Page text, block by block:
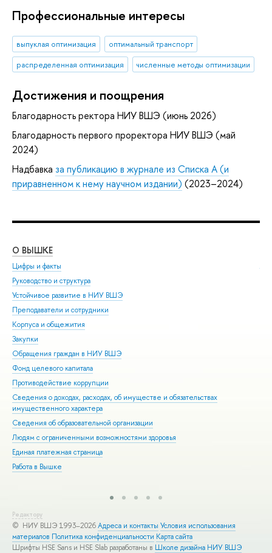
Профессиональные интересы
выпуклая оптимизация
оптимальный транспорт
распределенная оптимизация
численные методы оптимизации
Достижения и поощрения
Благодарность ректора НИУ ВШЭ (июнь 2026)
Благодарность первого проректора НИУ ВШЭ (май
2024)
Надбавка за публикацию в журнале из Списка А (и
приравненном к нему научном издании) (2023–2024)
О ВЫШКЕ
Цифры и факты
Руководство и структура
Устойчивое развитие в НИУ ВШЭ
Преподаватели и сотрудники
Корпуса и общежития
Закупки
Обращения граждан в НИУ ВШЭ
Фонд целевого капитала
Противодействие коррупции
Сведения о доходах, расходах, об имуществе и обязательствах
имущественного характера
Сведения об образовательной организации
Людям с ограниченными возможностями здоровья
Единая платежная страница
Работа в Вышке
Редактору
© НИУ ВШЭ 1993–2026Адреса и контакты Условия использования
материалов Политика конфиденциальности Карта сайта
Шрифты HSE Sans и HSE Slab разработаны в Школе дизайна НИУ ВШЭ